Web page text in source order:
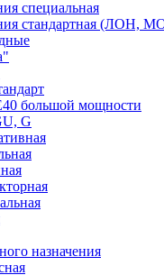
специальная
стандартная (ЛОН,
большой мощности
G
назначения